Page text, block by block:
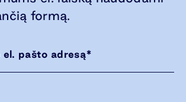
formą.
el. pašto adresą*